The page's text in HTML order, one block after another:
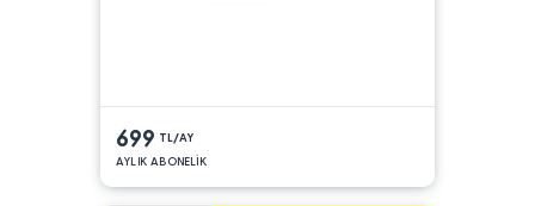
699 TL/AY
AYLIK ABONELİK